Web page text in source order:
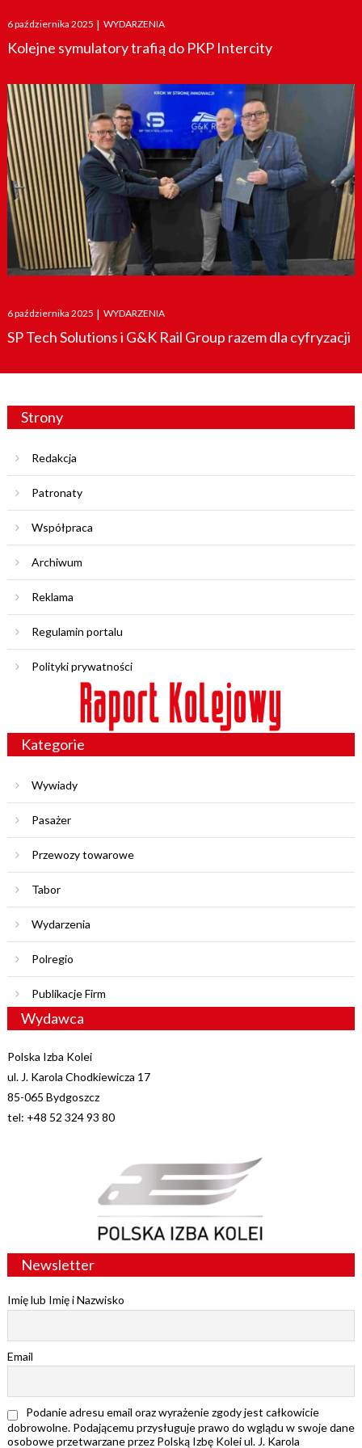
Posted
on
6 października 2025 | WYDARZENIA
Kolejne symulatory trafią do PKP Intercity
Posted
on
6 października 2025 | WYDARZENIA
SP Tech Solutions i G&K Rail Group razem dla cyfryzacji
Strony
Redakcja
Patronaty
Współpraca
Archiwum
Reklama
Regulamin portalu
Polityki prywatności
Kategorie
Wywiady
Pasażer
Przewozy towarowe
Tabor
Wydarzenia
Polregio
Publikacje Firm
Wydawca
Polska Izba Kolei
ul. J. Karola Chodkiewicza 17
85-065 Bydgoszcz
tel: +48 52 324 93 80
Newsletter
Imię lub Imię i Nazwisko
Email
Podanie adresu email oraz wyrażenie zgody jest całkowicie
dobrowolne. Podającemu przysługuje prawo do wglądu w swoje dane
osobowe przetwarzane przez Polską Izbę Kolei ul. J. Karola